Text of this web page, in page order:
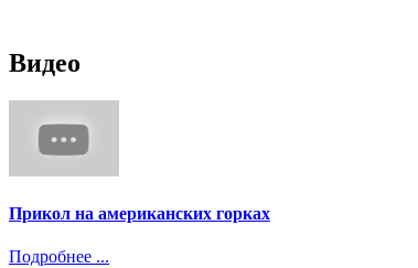
Видео
Прикол на американских горках
Подробнее ...